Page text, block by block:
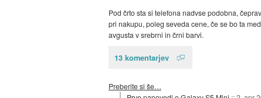
Pod črto sta si telefona nadvse podobna,
pri nakupu, poleg seveda cene, če se bo ta
avgusta v srebrni in črni barvi.
13 komentarjev
Preberite si še…